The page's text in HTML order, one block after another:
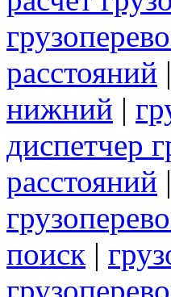
расстояний |
нижний |
диспетчер
расстояний |
поиск |